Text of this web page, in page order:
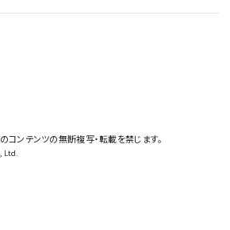
コンテンツの無断複写・転載を禁じます。
Ltd.